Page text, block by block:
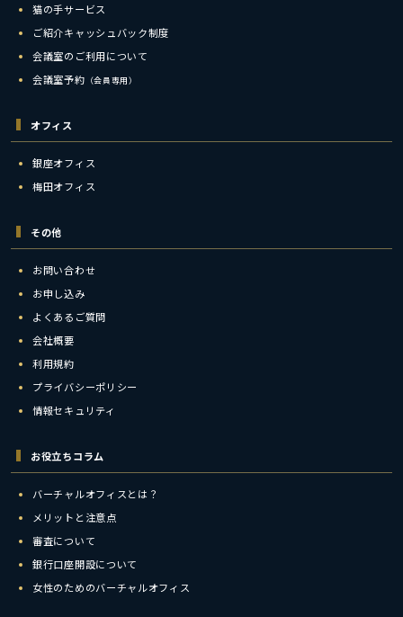
猫の手サービス
ご紹介キャッシュバック制度
会議室のご利用について
会議室予約 （会員専用）
オフィス
銀座オフィス
梅田オフィス
その他
お問い合わせ
お申し込み
よくあるご質問
会社概要
利用規約
プライバシーポリシー
情報セキュリティ
お役立ちコラム
バーチャルオフィスとは？
メリットと注意点
審査について
銀行口座開設について
女性のためのバーチャルオフィス